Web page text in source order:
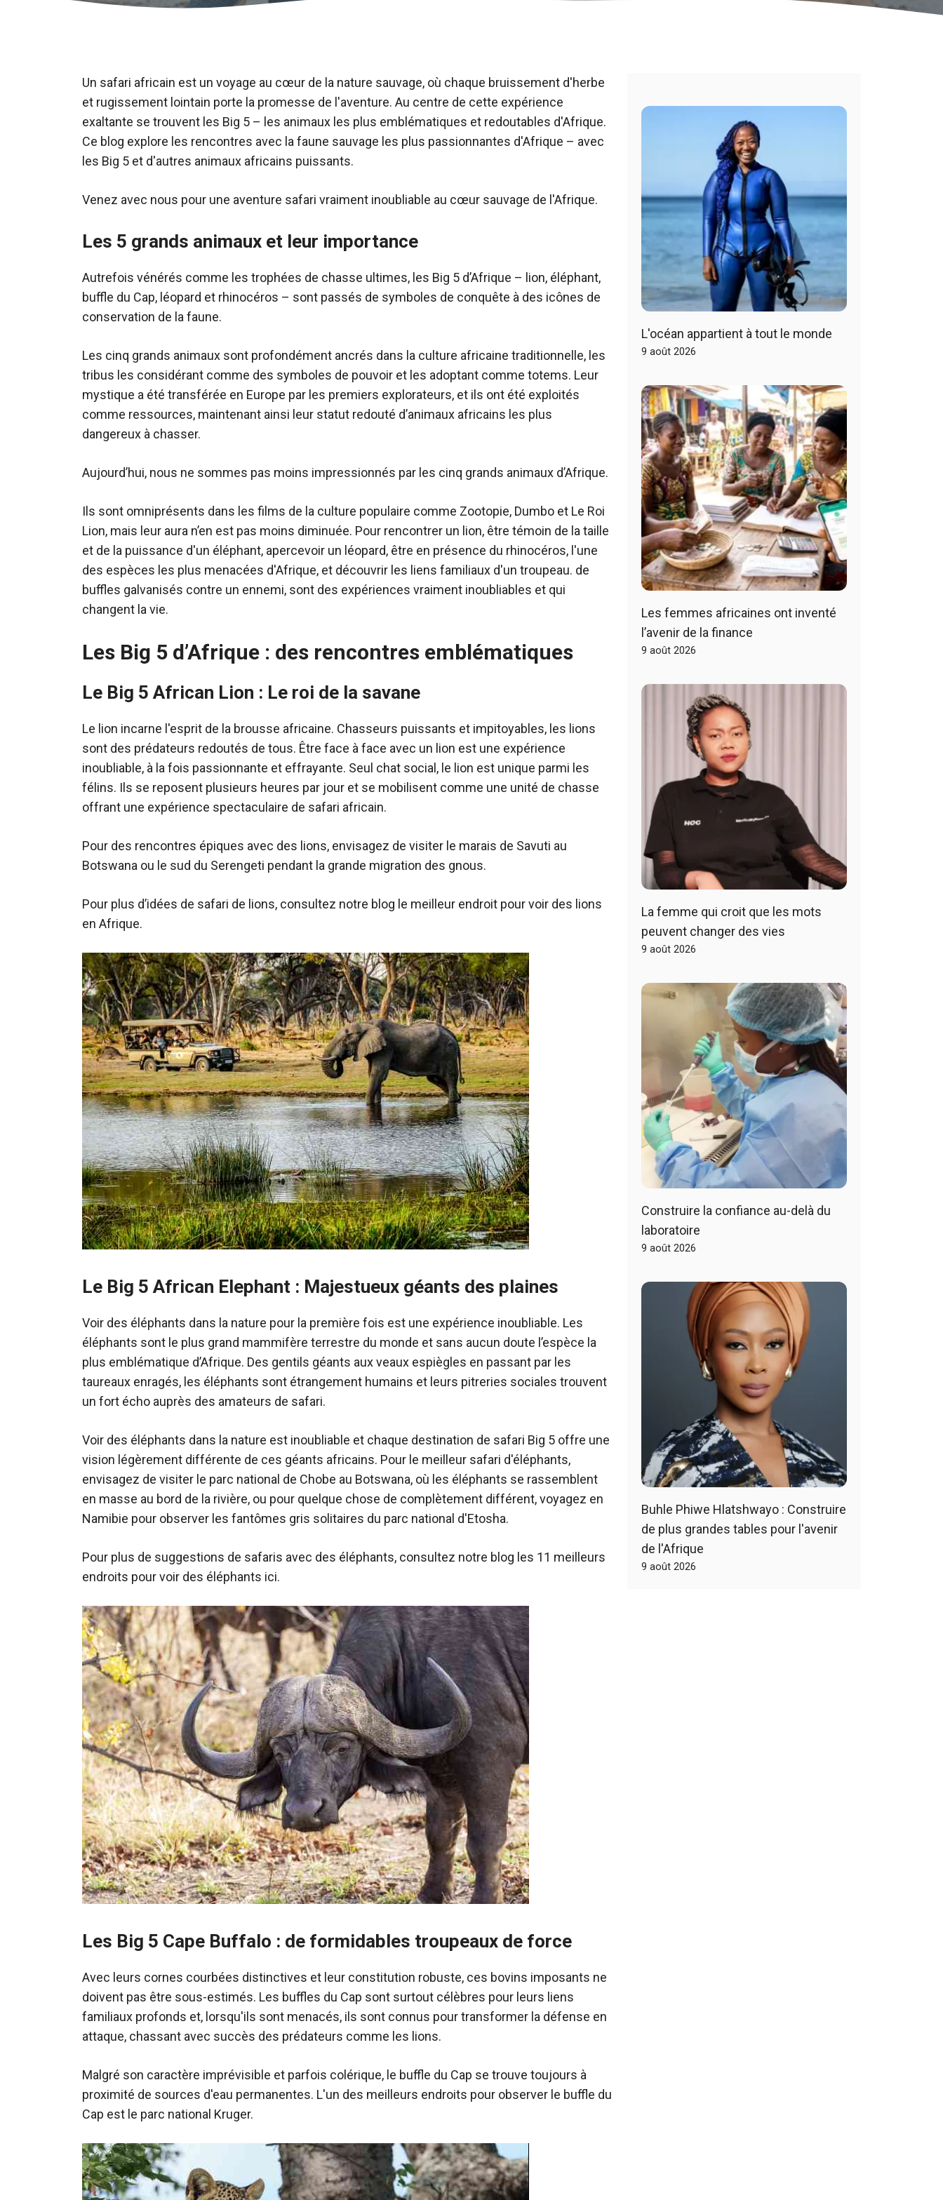
Un safari africain est un voyage au cœur de la nature sauvage, où chaque bruissement d'herbe
et rugissement lointain porte la promesse de l'aventure. Au centre de cette expérience
exaltante se trouvent les Big 5 – les animaux les plus emblématiques et redoutables d'Afrique.
Ce blog explore les rencontres avec la faune sauvage les plus passionnantes d'Afrique – avec
les Big 5 et d'autres animaux africains puissants.
Venez avec nous pour une aventure safari vraiment inoubliable au cœur sauvage de l'Afrique.
Les 5 grands animaux et leur importance
Autrefois vénérés comme les trophées de chasse ultimes, les Big 5 d’Afrique – lion, éléphant,
buffle du Cap, léopard et rhinocéros – sont passés de symboles de conquête à des icônes de
conservation de la faune.
Les cinq grands animaux sont profondément ancrés dans la culture africaine traditionnelle, les
tribus les considérant comme des symboles de pouvoir et les adoptant comme totems. Leur
mystique a été transférée en Europe par les premiers explorateurs, et ils ont été exploités
comme ressources, maintenant ainsi leur statut redouté d’animaux africains les plus
dangereux à chasser.
Aujourd’hui, nous ne sommes pas moins impressionnés par les cinq grands animaux d’Afrique.
Ils sont omniprésents dans les films de la culture populaire comme Zootopie, Dumbo et Le Roi
Lion, mais leur aura n’en est pas moins diminuée. Pour rencontrer un lion, être témoin de la taille
et de la puissance d'un éléphant, apercevoir un léopard, être en présence du rhinocéros, l'une
des espèces les plus menacées d'Afrique, et découvrir les liens familiaux d'un troupeau. de
buffles galvanisés contre un ennemi, sont des expériences vraiment inoubliables et qui
changent la vie.
Les Big 5 d’Afrique : des rencontres emblématiques
Le Big 5 African Lion : Le roi de la savane
Le lion incarne l'esprit de la brousse africaine. Chasseurs puissants et impitoyables, les lions
sont des prédateurs redoutés de tous. Être face à face avec un lion est une expérience
inoubliable, à la fois passionnante et effrayante. Seul chat social, le lion est unique parmi les
félins. Ils se reposent plusieurs heures par jour et se mobilisent comme une unité de chasse
offrant une expérience spectaculaire de safari africain.
Pour des rencontres épiques avec des lions, envisagez de visiter le marais de Savuti au
Botswana ou le sud du Serengeti pendant la grande migration des gnous.
Pour plus d’idées de safari de lions, consultez notre blog le meilleur endroit pour voir des lions
en Afrique.
Le Big 5 African Elephant : Majestueux géants des plaines
Voir des éléphants dans la nature pour la première fois est une expérience inoubliable. Les
éléphants sont le plus grand mammifère terrestre du monde et sans aucun doute l’espèce la
plus emblématique d’Afrique. Des gentils géants aux veaux espiègles en passant par les
taureaux enragés, les éléphants sont étrangement humains et leurs pitreries sociales trouvent
un fort écho auprès des amateurs de safari.
Voir des éléphants dans la nature est inoubliable et chaque destination de safari Big 5 offre une
vision légèrement différente de ces géants africains. Pour le meilleur safari d'éléphants,
envisagez de visiter le parc national de Chobe au Botswana, où les éléphants se rassemblent
en masse au bord de la rivière, ou pour quelque chose de complètement différent, voyagez en
Namibie pour observer les fantômes gris solitaires du parc national d'Etosha.
Pour plus de suggestions de safaris avec des éléphants, consultez notre blog les 11 meilleurs
endroits pour voir des éléphants ici.
Les Big 5 Cape Buffalo : de formidables troupeaux de force
Avec leurs cornes courbées distinctives et leur constitution robuste, ces bovins imposants ne
doivent pas être sous-estimés. Les buffles du Cap sont surtout célèbres pour leurs liens
familiaux profonds et, lorsqu'ils sont menacés, ils sont connus pour transformer la défense en
attaque, chassant avec succès des prédateurs comme les lions.
Malgré son caractère imprévisible et parfois colérique, le buffle du Cap se trouve toujours à
proximité de sources d'eau permanentes. L'un des meilleurs endroits pour observer le buffle du
Cap est le parc national Kruger.
L'océan appartient à tout le monde
9 août 2026
Les femmes africaines ont inventé
l’avenir de la finance
9 août 2026
La femme qui croit que les mots
peuvent changer des vies
9 août 2026
Construire la confiance au-delà du
laboratoire
9 août 2026
Buhle Phiwe Hlatshwayo : Construire
de plus grandes tables pour l'avenir
de l'Afrique
9 août 2026